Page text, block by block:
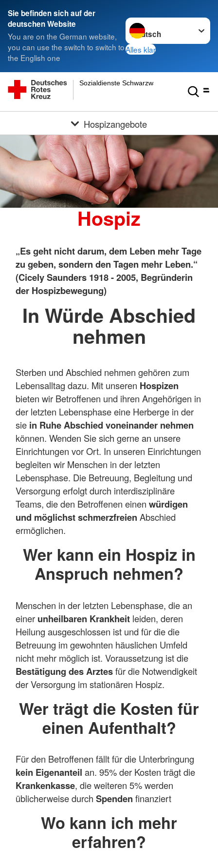
Sie befinden sich auf der
deutschen Website
You are on the German website,
you can use the switch to switch to
the English one
Sprache wechseln zu
Alles klar
Sozialdienste Schwarzwald-Baar gGmbH
Hospizangebote
Hospiz
„Es geht nicht darum, dem Leben mehr Tage
zu geben, sondern den Tagen mehr Leben.“
(Cicely Saunders 1918 - 2005, Begründerin
der Hospizbewegung)
In Würde Abschied
nehmen
Sterben und Abschied nehmen gehören zum
Lebensalltag dazu. Mit unseren Hospizen
bieten wir Betroffenen und ihren Angehörigen in
der letzten Lebensphase eine Herberge in der
sie in Ruhe Abschied voneinander nehmen
können. Wenden Sie sich gerne an unsere
Einrichtungen vor Ort. In unseren Einrichtungen
begleiten wir Menschen in der letzten
Lebensphase. Die Betreuung, Begleitung und
Versorgung erfolgt durch interdisziplinäre
Teams, die den Betroffenen einen würdigen
und möglichst schmerzfreien Abschied
ermöglichen.
Wer kann ein Hospiz in
Anspruch nehmen?
Menschen in der letzten Lebensphase, die an
einer unheilbaren Krankheit leiden, deren
Heilung ausgeschlossen ist und für die die
Betreuung im gewohnten häuslichen Umfeld
nicht mehr möglich ist. Voraussetzung ist die
Bestätigung des Arztesfür die Notwendigkeit
der Versorgung im stationären Hospiz.
Wer trägt die Kosten für
einen Aufenthalt?
Für den Betroffenen fällt für die Unterbringung
kein Eigenanteil an. 95% der Kosten trägt die
Krankenkasse, die weiteren 5% werden
üblicherweise durch Spenden finanziert
Wo kann ich mehr
erfahren?